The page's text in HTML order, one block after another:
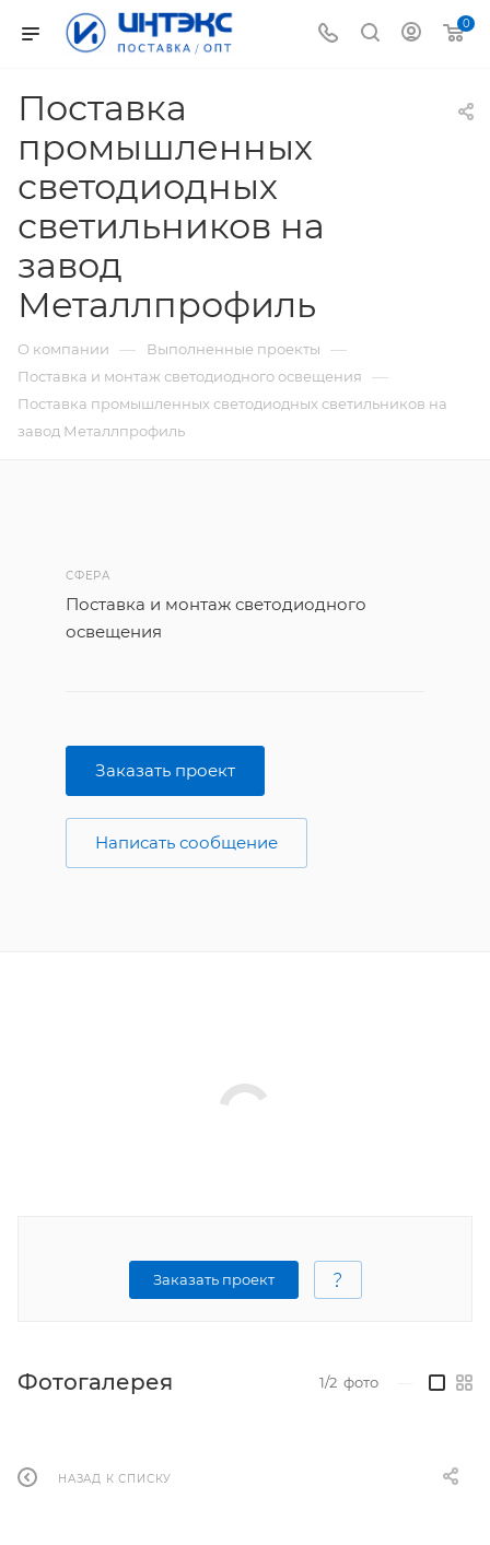
0
Поставка
промышленных
светодиодных
светильников на
завод
Металлпрофиль
О компании — Выполненные проекты —
Поставка и монтаж светодиодного освещения —
Поставка промышленных светодиодных светильников на
завод Металлпрофиль
СФЕРА
Поставка и монтаж светодиодного
освещения
Заказать проект
Написать сообщение
Заказать проект
Фотогалерея 1/2 фото
НАЗАД К СПИСКУ